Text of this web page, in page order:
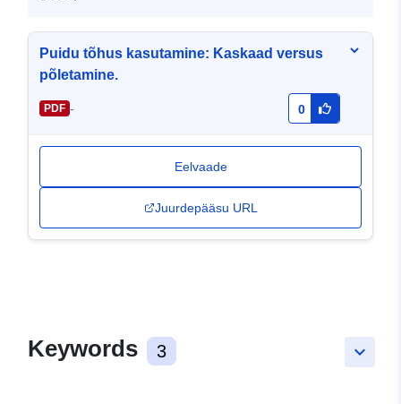
Puidu tõhus kasutamine: Kaskaad versus
põletamine.
PDF - 0
Eelvaade
Juurdepääsu URL
keyboard_arrow_down
Keywords 3